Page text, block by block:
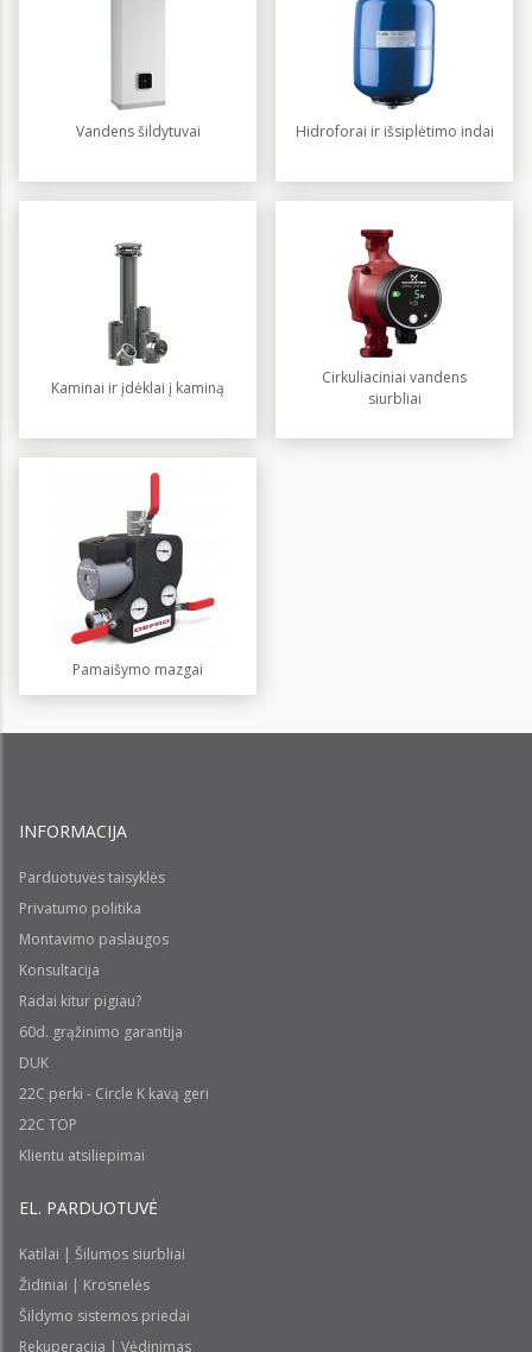
Vandens šildytuvai Hidroforai ir išsiplėtimo indai
Kaminai ir įdėklai į kaminą
Cirkuliaciniai vandens
siurbliai
Pamaišymo mazgai
INFORMACIJA
Parduotuvės taisyklės
Privatumo politika
Montavimo paslaugos
Konsultacija
Radai kitur pigiau?
60d. grąžinimo garantija
DUK
22C perki - Circle K kavą geri
22C TOP
Klientu atsiliepimai
EL. PARDUOTUVĖ
Katilai | Šilumos siurbliai
Židiniai | Krosnelės
Šildymo sistemos priedai
Rekuperacija | Vėdinimas